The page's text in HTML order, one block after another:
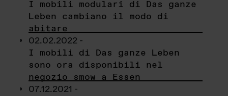
I mobili modulari di Das ganze
Leben cambiano il modo di
abitare
02.02.2022 -
I mobili di Das ganze Leben
sono ora disponibili nel
negozio smow a Essen
07.12.2021 -